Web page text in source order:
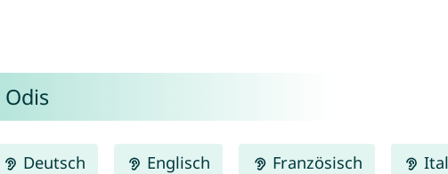
Deutsch Englisch Französisch